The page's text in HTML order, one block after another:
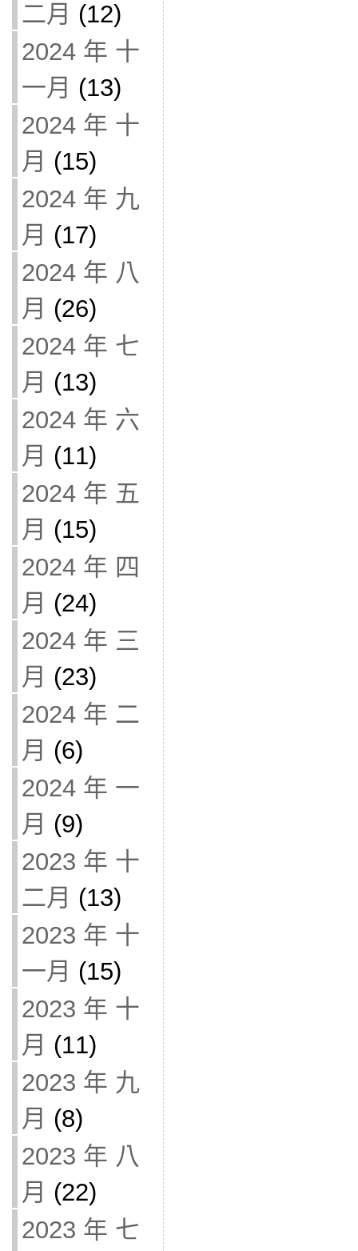
二月 (12)
2024 年 十
一月 (13)
2024 年 十
月 (15)
2024 年 九
月 (17)
2024 年 八
月 (26)
2024 年 七
月 (13)
2024 年 六
月 (11)
2024 年 五
月 (15)
2024 年 四
月 (24)
2024 年 三
月 (23)
2024 年 二
月 (6)
2024 年 一
月 (9)
2023 年 十
二月 (13)
2023 年 十
一月 (15)
2023 年 十
月 (11)
2023 年 九
月 (8)
2023 年 八
月 (22)
2023 年 七